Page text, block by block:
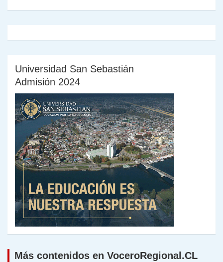
Universidad San Sebastián
Admisión 2024
Más contenidos en VoceroRegional.CL